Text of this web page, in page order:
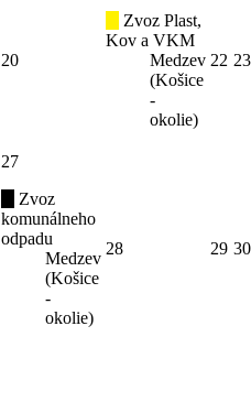
20
Zvoz Plast,
Kov a VKM
Medzev
(Košice
-
okolie)
22 23
27
Zvoz
komunálneho
odpadu
Medzev
(Košice
-
okolie)
28 29 30